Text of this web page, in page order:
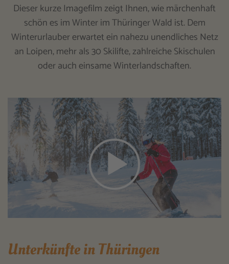
Dieser kurze Imagefilm zeigt Ihnen, wie märchenhaft
schön es im Winter im Thüringer Wald ist. Dem
Winterurlauber erwartet ein nahezu unendliches Netz
an Loipen, mehr als 30 Skilifte, zahlreiche Skischulen
oder auch einsame Winterlandschaften.
Unterkünfte in Thüringen